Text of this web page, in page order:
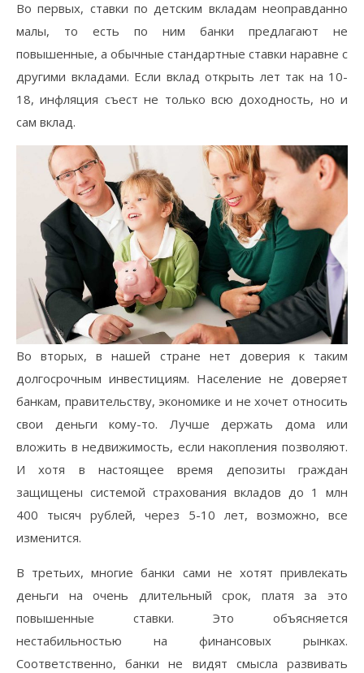
Во первых, ставки по детским вкладам неоправданно
малы, то есть по ним банки предлагают не
повышенные, а обычные стандартные ставки наравне с
другими вкладами. Если вклад открыть лет так на 10-
18, инфляция съест не только всю доходность, но и
сам вклад.
Во вторых, в нашей стране нет доверия к таким
долгосрочным инвестициям. Население не доверяет
банкам, правительству, экономике и не хочет относить
свои деньги кому-то. Лучше держать дома или
вложить в недвижимость, если накопления позволяют.
И хотя в настоящее время депозиты граждан
защищены системой страхования вкладов до 1 млн
400 тысяч рублей, через 5-10 лет, возможно, все
изменится.
В третьих, многие банки сами не хотят привлекать
деньги на очень длительный срок, платя за это
повышенные ставки. Это объясняется
нестабильностью на финансовых рынках.
Соответственно, банки не видят смысла развивать